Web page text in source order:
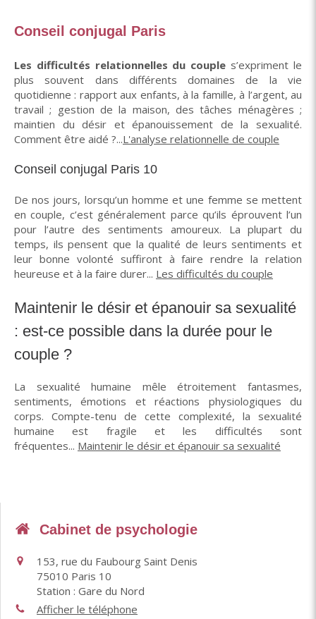
Conseil conjugal Paris
Les difficultés relationnelles du couple s’expriment le
plus souvent dans différents domaines de la vie
quotidienne : rapport aux enfants, à la famille, à l’argent, au
travail ; gestion de la maison, des tâches ménagères ;
maintien du désir et épanouissement de la sexualité.
Comment être aidé ?...L'analyse relationnelle de couple
Conseil conjugal Paris 10
De nos jours, lorsqu’un homme et une femme se mettent
en couple, c’est généralement parce qu’ils éprouvent l’un
pour l’autre des sentiments amoureux. La plupart du
temps, ils pensent que la qualité de leurs sentiments et
leur bonne volonté suffiront à faire rendre la relation
heureuse et à la faire durer... Les difficultés du couple
Maintenir le désir et épanouir sa sexualité
: est-ce possible dans la durée pour le
couple ?
La sexualité humaine mêle étroitement fantasmes,
sentiments, émotions et réactions physiologiques du
corps. Compte-tenu de cette complexité, la sexualité
humaine est fragile et les difficultés sont
fréquentes... Maintenir le désir et épanouir sa sexualité
Cabinet de psychologie
153, rue du Faubourg Saint Denis
75010 Paris 10
Station : Gare du Nord
Afficher le téléphone